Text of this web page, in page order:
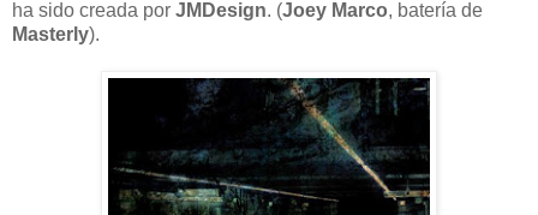
ha sido creada por JMDesign. (Joey Marco, batería de
Masterly).